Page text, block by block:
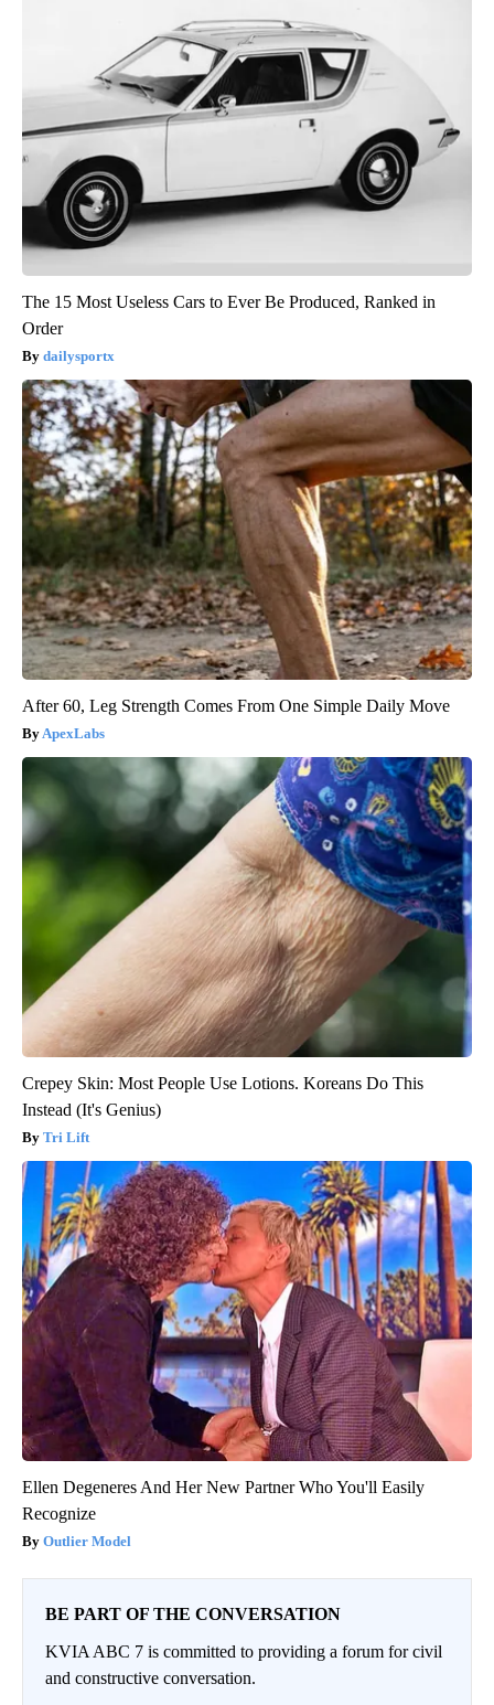
The 15 Most Useless Cars to Ever Be Produced, Ranked in
Order
dailysportx
After 60, Leg Strength Comes From One Simple Daily Move
ApexLabs
Crepey Skin: Most People Use Lotions. Koreans Do This
Instead (It's Genius)
Tri Lift
Ellen Degeneres And Her New Partner Who You'll Easily
Recognize
Outlier Model
BE PART OF THE CONVERSATION
KVIA ABC 7 is committed to providing a forum for civil
and constructive conversation.